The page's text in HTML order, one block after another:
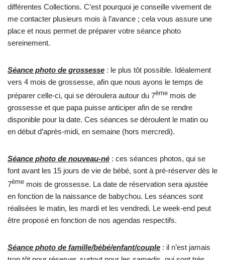
différentes Collections. C’est pourquoi je conseille vivement de
me contacter plusieurs mois à l’avance ; cela vous assure une
place et nous permet de préparer votre séance photo
sereinement.
Séance photo de grossesse : le plus tôt possible. Idéalement
vers 4 mois de grossesse, afin que nous ayons le temps de
préparer celle-ci, qui se déroulera autour du 7ème mois de
grossesse et que papa puisse anticiper afin de se rendre
disponible pour la date. Ces séances se déroulent le matin ou
en début d’après-midi, en semaine (hors mercredi).
Séance photo de nouveau-né : ces séances photos, qui se
font avant les 15 jours de vie de bébé, sont à pré-réserver dès le
7ème mois de grossesse. La date de réservation sera ajustée
en fonction de la naissance de babychou. Les séances sont
réalisées le matin, les mardi et les vendredi. Le week-end peut
être proposé en fonction de nos agendas respectifs.
Séance photo de famille/bébé/enfant/couple : il n’est jamais